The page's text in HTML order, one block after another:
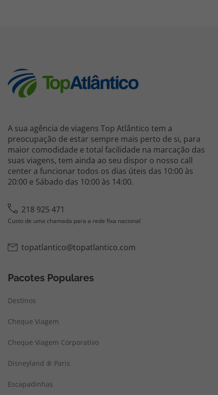
A sua agência de viagens Top Atlântico tem a
preocupação de estar sempre mais perto de si, para
maior comodidade e total facilidade na marcação das
suas viagens, tem ainda ao seu dispor o nosso call
center a funcionar todos os dias úteis das 10:00 às
20:00 e Sábado das 10:00 às 14:00.
218 925 471
Custo de uma chamada para a rede fixa nacional
topatlantico@topatlantico.com
Pacotes Populares
Destinos
Cheque Viagem
Cheque Viagem Corporativo
Disneyland ® Paris
Escapadinhas